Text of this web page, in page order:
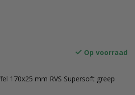
Op voorraad
170x25 mm RVS Supersoft greep